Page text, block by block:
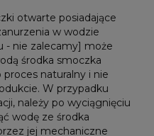
otwarte posiadające
w wodzie
- nie zalecamy] może
środka smoczka
naturalny i nie
W przypadku
należy po wyciągnięciu
wodę ze środka
jej mechaniczne